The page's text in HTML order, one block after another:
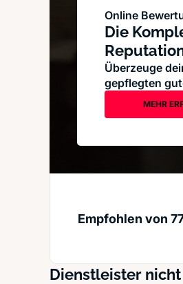
Online
Die
Überzeuge
gepflegten
MEHR
Empfohlen von
Dienstleister nicht